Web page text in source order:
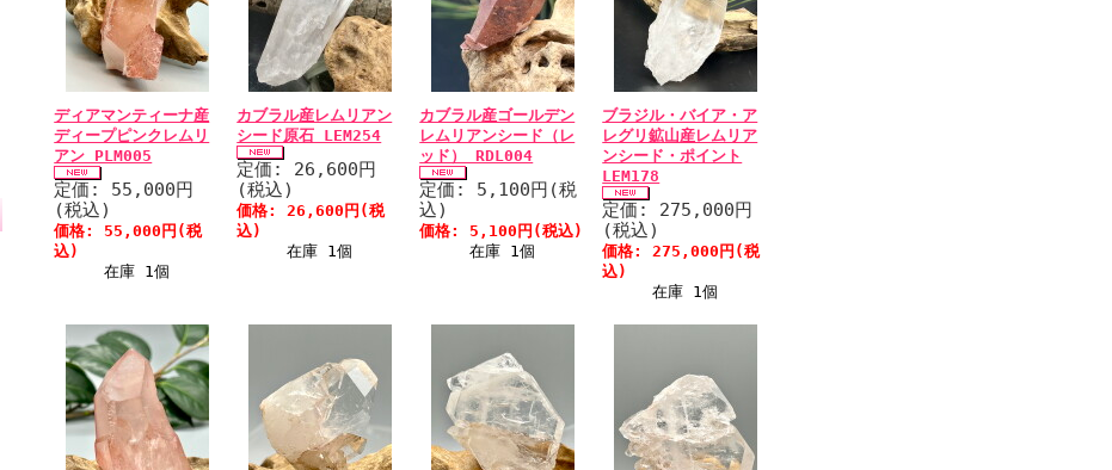
ディアマンティーナ産
ディープピンクレムリ
アン PLM005
定価: 55,000円
(税込)
価格: 55,000円(税
込)
在庫 1個
カブラル産レムリアン
シード原石 LEM254
定価: 26,600円
(税込)
価格: 26,600円(税
込)
在庫 1個
カブラル産ゴールデン
レムリアンシード（レ
ッド） RDL004
定価: 5,100円(税
込)
価格: 5,100円(税込)
在庫 1個
ブラジル・バイア・ア
レグリ鉱山産レムリア
ンシード・ポイント
LEM178
定価: 275,000円
(税込)
価格: 275,000円(税
込)
在庫 1個